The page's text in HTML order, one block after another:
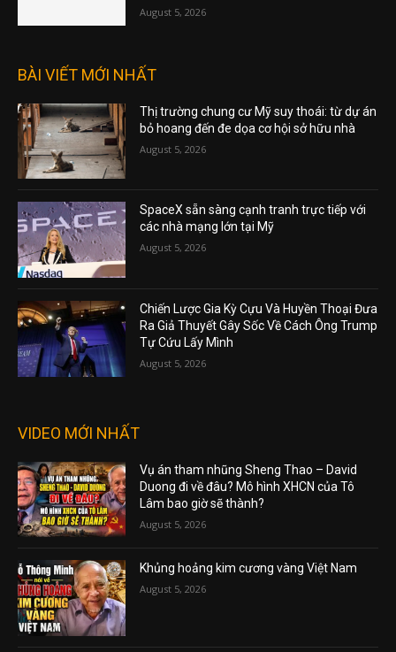
August 5, 2026
BÀI VIẾT MỚI NHẤT
Thị trường chung cư Mỹ suy thoái: từ dự án
bỏ hoang đến đe dọa cơ hội sở hữu nhà
August 5, 2026
SpaceX sẵn sàng cạnh tranh trực tiếp với
các nhà mạng lớn tại Mỹ
August 5, 2026
Chiến Lược Gia Kỳ Cựu Và Huyền Thoại Đưa
Ra Giả Thuyết Gây Sốc Về Cách Ông Trump
Tự Cứu Lấy Mình
August 5, 2026
VIDEO MỚI NHẤT
Vụ án tham nhũng Sheng Thao – David
Duong đi về đâu? Mô hình XHCN của Tô
Lâm bao giờ sẽ thành?
August 5, 2026
Khủng hoảng kim cương vàng Việt Nam
August 5, 2026